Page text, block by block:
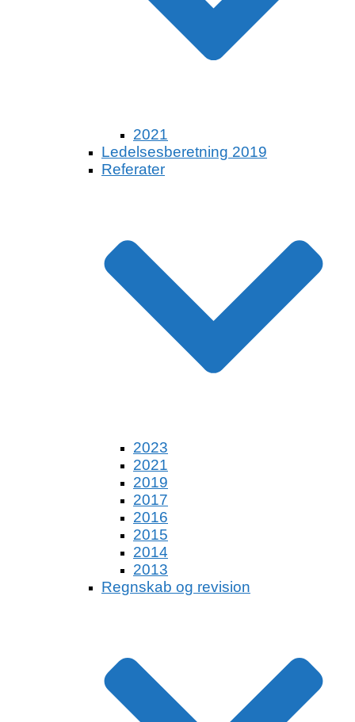
2021
Ledelsesberetning 2019
Referater
2023
2021
2019
2017
2016
2015
2014
2013
Regnskab og revision